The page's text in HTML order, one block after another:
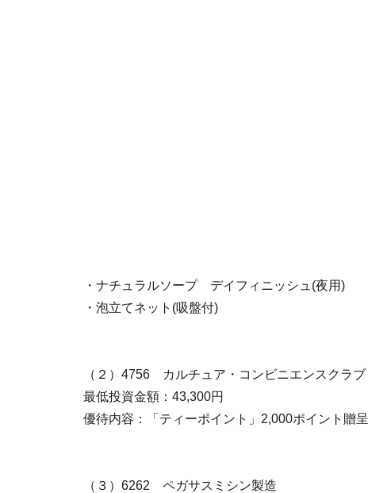
・ナチュラルソープ デイフィニッシュ(夜用)
・泡立てネット(吸盤付)
（２）4756 カルチュア・コンビニエンスクラブ
最低投資金額：43,300円
優待内容：「ティーポイント」2,000ポイント贈呈
（３）6262 ペガサスミシン製造